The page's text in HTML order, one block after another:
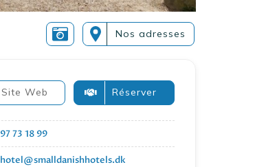
Nos adresses
Site Web Réserver
97 73 18 99
hotel@smalldanishhotels.dk